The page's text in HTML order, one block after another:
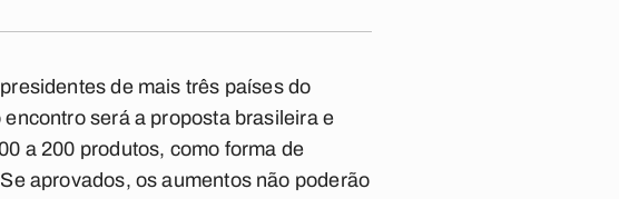
de mais três países do
será a proposta brasileira e
a 200 produtos, como forma de
aprovados, os aumentos não poderão